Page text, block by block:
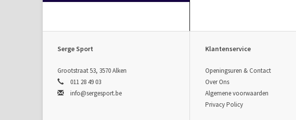
Serge Sport
Grootstraat 53, 3570 Alken
011 28 49 03
info@sergesport.be
Klantenservice
Openingsuren & Contact
Over Ons
Algemene voorwaarden
Privacy Policy